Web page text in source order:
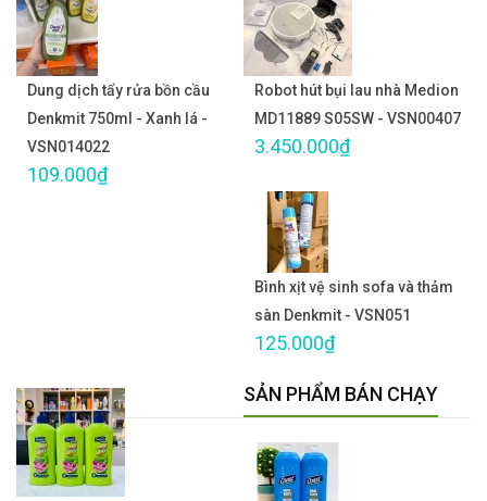
Dung dịch tẩy rửa bồn cầu
Denkmit 750ml - Xanh lá -
VSN014022
109.000₫
Robot hút bụi lau nhà Medion
MD11889 S05SW - VSN00407
3.450.000₫
Bình xịt vệ sinh sofa và thảm
sàn Denkmit - VSN051
125.000₫
SẢN PHẨM BÁN CHẠY